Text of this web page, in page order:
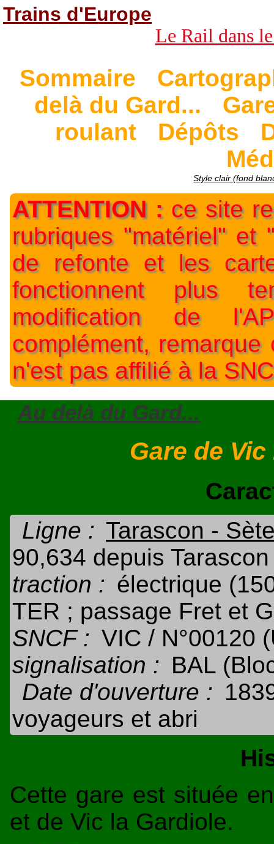
Trains d'Europe
Le Rail dans
Sommaire
delà du Gard...
roulant
Dépôts
Style clair (fond
ATTENTION :ce site
rubriques "matériel" et
de refonte et les
fonctionnent plus
modification de
complément,
n'est pas affilié à la
Au delà du Gard...
Gare de
Ligne : Tarascon -
90,634 depuis Tarascon
traction : électrique
TER ; passage Fret et
SNCF : VIC / N°00120
signalisation : BAL
Date d'ouverture :
voyageurs et abri
Cette gare est située
et de Vic la Gardiole.